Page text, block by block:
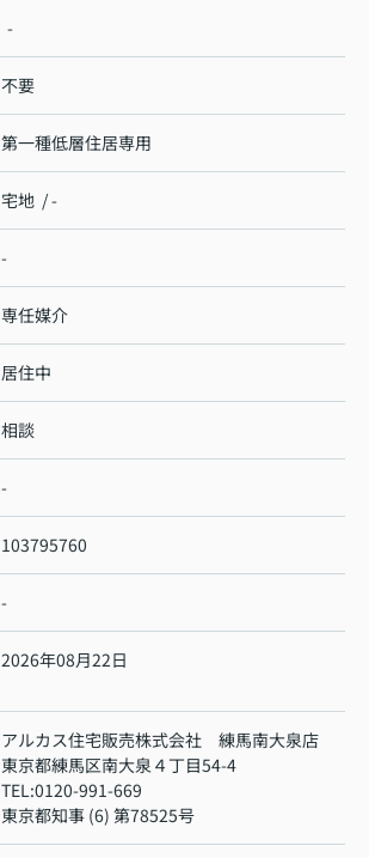
-
不要
第一種低層住居専用
宅地 / -
-
専任媒介
居住中
相談
-
103795760
-
2026年08月22日
アルカス住宅販売株式会社 練馬南大泉店
東京都練馬区南大泉４丁目54-4
TEL:0120-991-669
東京都知事 (6) 第78525号